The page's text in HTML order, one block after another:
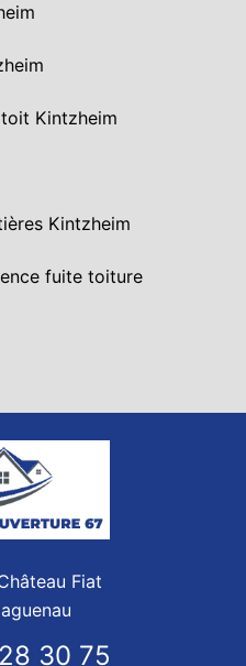
Kintzheim
Kintzheim
fuite toiture
Fiat
30 75